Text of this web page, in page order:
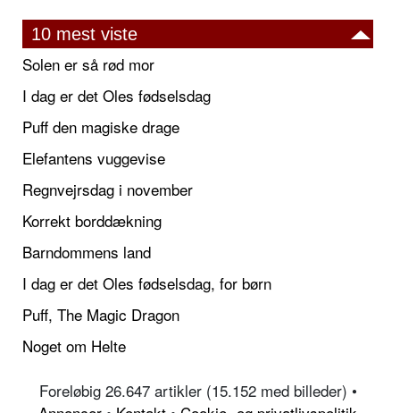
10 mest viste
Solen er så rød mor
I dag er det Oles fødselsdag
Puff den magiske drage
Elefantens vuggevise
Regnvejrsdag i november
Korrekt borddækning
Barndommens land
I dag er det Oles fødselsdag, for børn
Puff, The Magic Dragon
Noget om Helte
Foreløbig 26.647 artikler (15.152 med billeder) •